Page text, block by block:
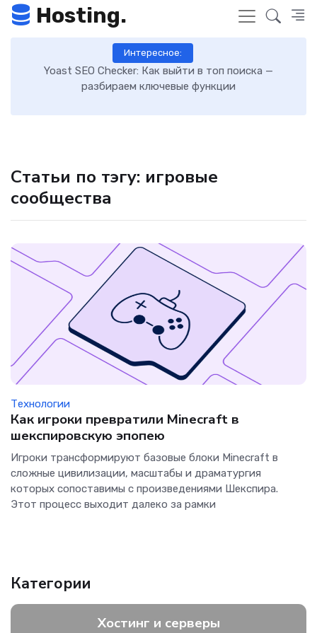
Hosting.
Интересное:
Yoast SEO Checker: Как выйти в топ поиска —
разбираем ключевые функции
Статьи по тэгу: игровые
сообщества
Технологии
Как игроки превратили Minecraft в
шекспировскую эпопею
Игроки трансформируют базовые блоки Minecraft в
сложные цивилизации, масштабы и драматургия
которых сопоставимы с произведениями Шекспира.
Этот процесс выходит далеко за рамки
Категории
Хостинг и серверы